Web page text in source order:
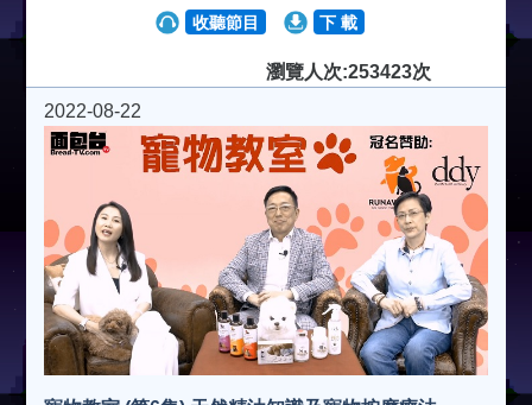
收聽節目 下 載
瀏覽人次:253423次
2022-08-22